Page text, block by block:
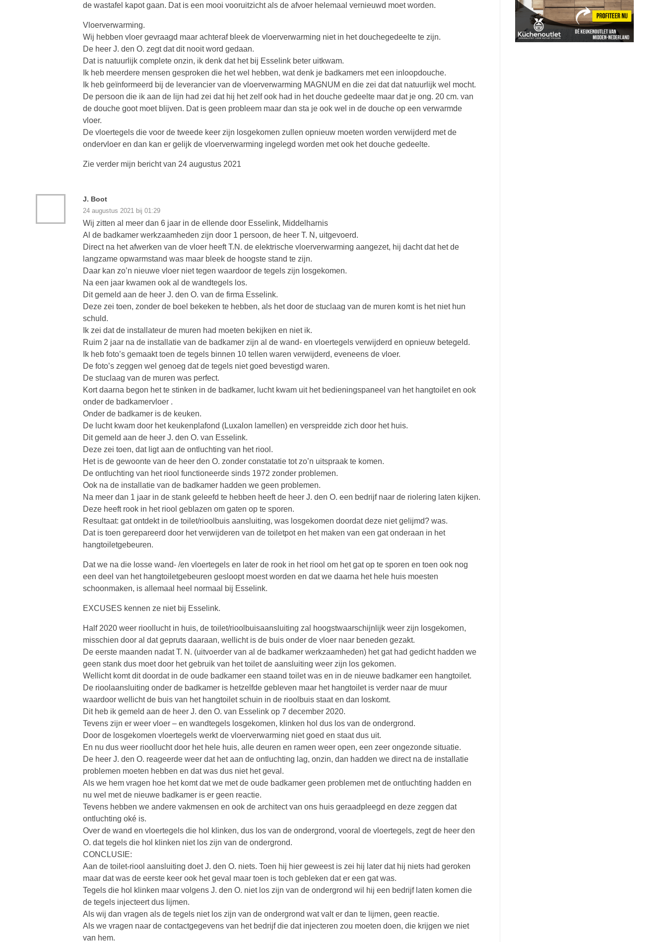
de wastafel kapot gaan. Dat is een mooi vooruitzicht als de afvoer helemaal vernieuwd moet worden.
Vloerverwarming.
Wij hebben vloer gevraagd maar achteraf bleek de vloerverwarming niet in het douchegedeelte te zijn.
De heer J. den O. zegt dat dit nooit word gedaan.
Dat is natuurlijk complete onzin, ik denk dat het bij Esselink beter uitkwam.
Ik heb meerdere mensen gesproken die het wel hebben, wat denk je badkamers met een inloopdouche.
Ik heb geïnformeerd bij de leverancier van de vloerverwarming MAGNUM en die zei dat dat natuurlijk wel mocht.
De persoon die ik aan de lijn had zei dat hij het zelf ook had in het douche gedeelte maar dat je ong. 20 cm. van
de douche goot moet blijven. Dat is geen probleem maar dan sta je ook wel in de douche op een verwarmde
vloer.
De vloertegels die voor de tweede keer zijn losgekomen zullen opnieuw moeten worden verwijderd met de
ondervloer en dan kan er gelijk de vloerverwarming ingelegd worden met ook het douche gedeelte.
Zie verder mijn bericht van 24 augustus 2021
J. Boot
24 augustus 2021 bij 01:29
Wij zitten al meer dan 6 jaar in de ellende door Esselink, Middelharnis
Al de badkamer werkzaamheden zijn door 1 persoon, de heer T. N, uitgevoerd.
Direct na het afwerken van de vloer heeft T.N. de elektrische vloerverwarming aangezet, hij dacht dat het de
langzame opwarmstand was maar bleek de hoogste stand te zijn.
Daar kan zo’n nieuwe vloer niet tegen waardoor de tegels zijn losgekomen.
Na een jaar kwamen ook al de wandtegels los.
Dit gemeld aan de heer J. den O. van de firma Esselink.
Deze zei toen, zonder de boel bekeken te hebben, als het door de stuclaag van de muren komt is het niet hun
schuld.
Ik zei dat de installateur de muren had moeten bekijken en niet ik.
Ruim 2 jaar na de installatie van de badkamer zijn al de wand- en vloertegels verwijderd en opnieuw betegeld.
Ik heb foto’s gemaakt toen de tegels binnen 10 tellen waren verwijderd, eveneens de vloer.
De foto’s zeggen wel genoeg dat de tegels niet goed bevestigd waren.
De stuclaag van de muren was perfect.
Kort daarna begon het te stinken in de badkamer, lucht kwam uit het bedieningspaneel van het hangtoilet en ook
onder de badkamervloer .
Onder de badkamer is de keuken.
De lucht kwam door het keukenplafond (Luxalon lamellen) en verspreidde zich door het huis.
Dit gemeld aan de heer J. den O. van Esselink.
Deze zei toen, dat ligt aan de ontluchting van het riool.
Het is de gewoonte van de heer den O. zonder constatatie tot zo’n uitspraak te komen.
De ontluchting van het riool functioneerde sinds 1972 zonder problemen.
Ook na de installatie van de badkamer hadden we geen problemen.
Na meer dan 1 jaar in de stank geleefd te hebben heeft de heer J. den O. een bedrijf naar de riolering laten kijken.
Deze heeft rook in het riool geblazen om gaten op te sporen.
Resultaat: gat ontdekt in de toilet/rioolbuis aansluiting, was losgekomen doordat deze niet gelijmd? was.
Dat is toen gerepareerd door het verwijderen van de toiletpot en het maken van een gat onderaan in het
hangtoiletgebeuren.
Dat we na die losse wand- /en vloertegels en later de rook in het riool om het gat op te sporen en toen ook nog
een deel van het hangtoiletgebeuren gesloopt moest worden en dat we daarna het hele huis moesten
schoonmaken, is allemaal heel normaal bij Esselink.
EXCUSES kennen ze niet bij Esselink.
Half 2020 weer rioollucht in huis, de toilet/rioolbuisaansluiting zal hoogstwaarschijnlijk weer zijn losgekomen,
misschien door al dat gepruts daaraan, wellicht is de buis onder de vloer naar beneden gezakt.
De eerste maanden nadat T. N. (uitvoerder van al de badkamer werkzaamheden) het gat had gedicht hadden we
geen stank dus moet door het gebruik van het toilet de aansluiting weer zijn los gekomen.
Wellicht komt dit doordat in de oude badkamer een staand toilet was en in de nieuwe badkamer een hangtoilet.
De rioolaansluiting onder de badkamer is hetzelfde gebleven maar het hangtoilet is verder naar de muur
waardoor wellicht de buis van het hangtoilet schuin in de rioolbuis staat en dan loskomt.
Dit heb ik gemeld aan de heer J. den O. van Esselink op 7 december 2020.
Tevens zijn er weer vloer – en wandtegels losgekomen, klinken hol dus los van de ondergrond.
Door de losgekomen vloertegels werkt de vloerverwarming niet goed en staat dus uit.
En nu dus weer rioollucht door het hele huis, alle deuren en ramen weer open, een zeer ongezonde situatie.
De heer J. den O. reageerde weer dat het aan de ontluchting lag, onzin, dan hadden we direct na de installatie
problemen moeten hebben en dat was dus niet het geval.
Als we hem vragen hoe het komt dat we met de oude badkamer geen problemen met de ontluchting hadden en
nu wel met de nieuwe badkamer is er geen reactie.
Tevens hebben we andere vakmensen en ook de architect van ons huis geraadpleegd en deze zeggen dat
ontluchting oké is.
Over de wand en vloertegels die hol klinken, dus los van de ondergrond, vooral de vloertegels, zegt de heer den
O. dat tegels die hol klinken niet los zijn van de ondergrond.
CONCLUSIE:
Aan de toilet-riool aansluiting doet J. den O. niets. Toen hij hier geweest is zei hij later dat hij niets had geroken
maar dat was de eerste keer ook het geval maar toen is toch gebleken dat er een gat was.
Tegels die hol klinken maar volgens J. den O. niet los zijn van de ondergrond wil hij een bedrijf laten komen die
de tegels injecteert dus lijmen.
Als wij dan vragen als de tegels niet los zijn van de ondergrond wat valt er dan te lijmen, geen reactie.
Als we vragen naar de contactgegevens van het bedrijf die dat injecteren zou moeten doen, die krijgen we niet
van hem.